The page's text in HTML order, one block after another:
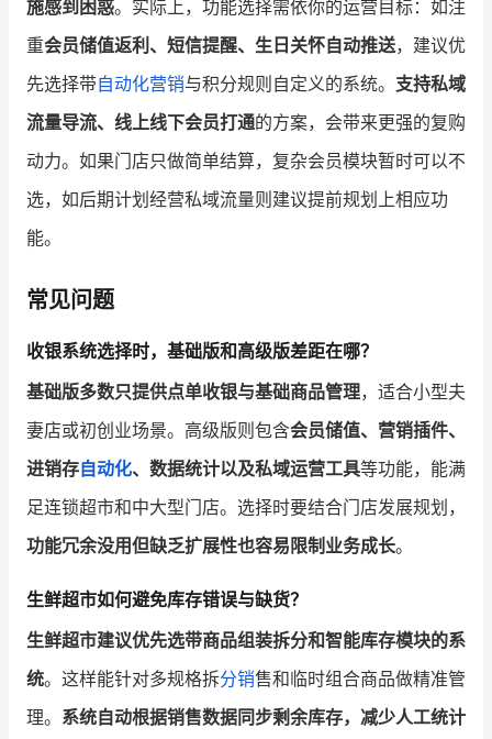
施感到困惑。实际上，功能选择需依你的运营目标：如注
重会员储值返利、短信提醒、生日关怀自动推送，建议优
先选择带自动化营销与积分规则自定义的系统。 支持私域
流量导流、线上线下会员打通的方案，会带来更强的复购
动力。如果门店只做简单结算，复杂会员模块暂时可以不
选，如后期计划经营私域流量则建议提前规划上相应功
能。
常见问题
收银系统选择时，基础版和高级版差距在哪？
基础版多数只提供点单收银与基础商品管理，适合小型夫
妻店或初创业场景。高级版则包含会员储值、营销插件、
进销存自动化、数据统计以及私域运营工具等功能，能满
足连锁超市和中大型门店。选择时要结合门店发展规划，
功能冗余没用但缺乏扩展性也容易限制业务成长。
生鲜超市如何避免库存错误与缺货？
生鲜超市建议优先选带商品组装拆分和智能库存模块的系
统。这样能针对多规格拆分销售和临时组合商品做精准管
理。 系统自动根据销售数据同步剩余库存，减少人工统计